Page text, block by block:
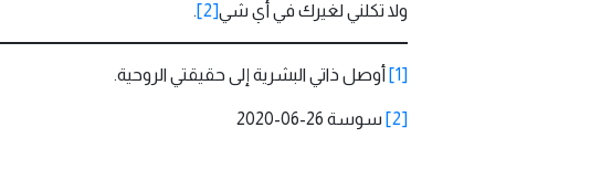
ولا تكلني لغيرك في أي شي[2]
.
[1] أوصل ذاتي البشرية إلى حقيقتي الروحية.
[2] سوسة 26-06-2020